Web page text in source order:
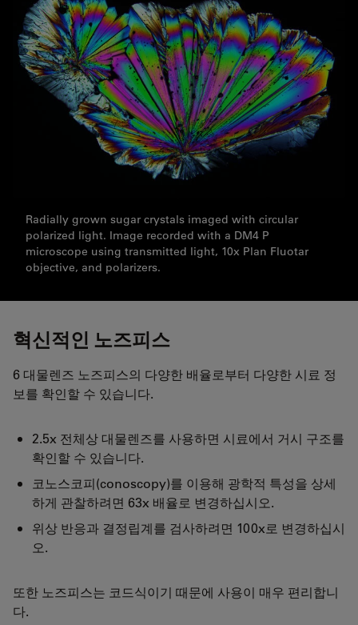
Radially grown sugar crystals imaged with circular
polarized light. Image recorded with a DM4 P
microscope using transmitted light, 10x Plan Fluotar
objective, and polarizers.
혁신적인 노즈피스
6 대물렌즈 노즈피스의 다양한 배율로부터 다양한 시료 정
보를 확인할 수 있습니다.
2.5x 전체상 대물렌즈를 사용하면 시료에서 거시 구조를
확인할 수 있습니다.
코노스코피(conoscopy)를 이용해 광학적 특성을 상세
하게 관찰하려면 63x 배율로 변경하십시오.
위상 반응과 결정립계를 검사하려면 100x로 변경하십시
오.
또한 노즈피스는 코드식이기 때문에 사용이 매우 편리합니
다.